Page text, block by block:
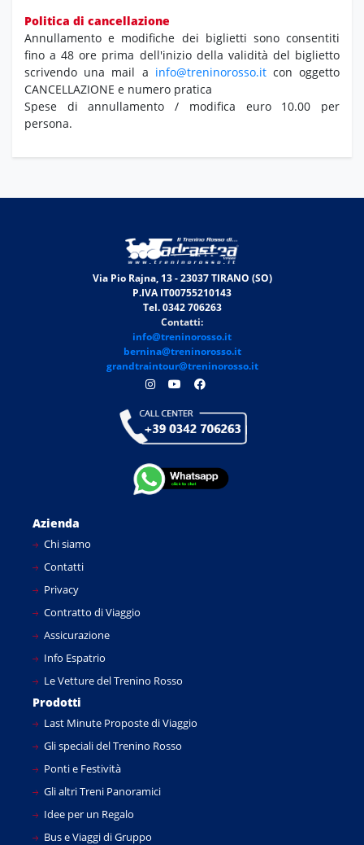
Politica di cancellazione
Annullamento e modifiche dei biglietti sono consentiti
fino a 48 ore prima dell'inizio della validità del biglietto
scrivendo una mail a info@treninorosso.itcon oggetto
CANCELLAZIONE e numero pratica
Spese di annullamento / modifica euro 10.00 per
persona.
Via Pio Rajna, 13 - 23037 TIRANO (SO)
P.IVA IT00755210143
Tel. 0342 706263
Contatti:
info@treninorosso.it
bernina@treninorosso.it
grandtraintour@treninorosso.it
Azienda
Chi siamo
Contatti
Privacy
Contratto di Viaggio
Assicurazione
Info Espatrio
Le Vetture del Trenino Rosso
Prodotti
Last Minute Proposte di Viaggio
Gli speciali del Trenino Rosso
Ponti e Festività
Gli altri Treni Panoramici
Idee per un Regalo
Bus e Viaggi di Gruppo